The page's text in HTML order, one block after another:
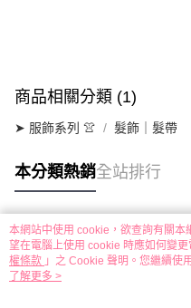
商品相關分類 (1)
➤ 服飾系列 👚 髮飾｜髮帶
本分類熱銷全站排行
熱門標籤
本網站中使用 cookie，欲查詢有關
望在電腦上使用 cookie 時應如何變
權條款 」之 Cookie 聲明。您繼續使
用條款之 Cookie 聲明使用 cookie。
了解更多 >